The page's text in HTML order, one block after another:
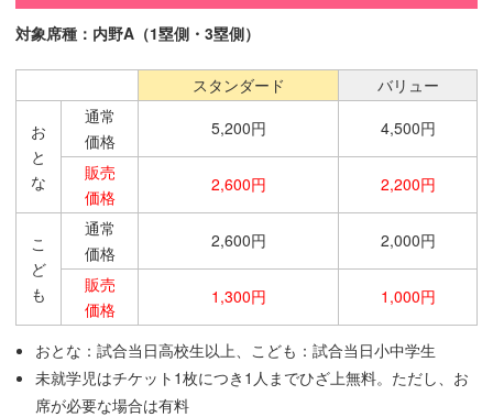
対象席種：内野A（1塁側・3塁側）
スタンダード バリュー
お
と
な
通常
価格
5,200円
4,500円
販売
価格
2,600円 2,200円
こ
ど
も
通常
価格
2,600円
2,000円
販売
価格
1,300円 1,000円
おとな：試合当日高校生以上、こども：試合当日小中学生
未就学児はチケット1枚につき1人までひざ上無料。ただし、お
席が必要な場合は有料